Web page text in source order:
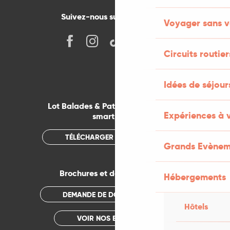
Voyager sans
Circuits
Idées de
Expériences à
Grands
Hébergements
Hôtels
Suivez-nous sur les réseaux !
Lot Balades & Patrimoines sur votre
smartphone
TÉLÉCHARGER L'APPLICATION
Brochures et documentations
DEMANDE DE DOCUMENTATION
VOIR NOS BROCHURES